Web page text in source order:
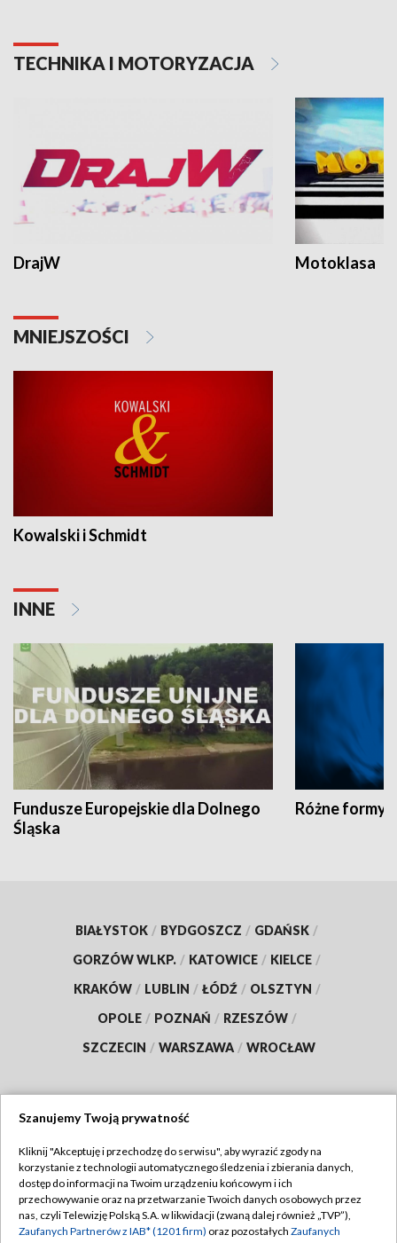
TECHNIKA I MOTORYZACJA
DrajW Motoklasa
MNIEJSZOŚCI
Kowalski i Schmidt
INNE
Fundusze Europejskie dla Dolnego
Śląska
Różne formy
BIAŁYSTOK / BYDGOSZCZ / GDAŃSK /
GORZÓW WLKP. / KATOWICE / KIELCE /
KRAKÓW / LUBLIN / ŁÓDŹ / OLSZTYN /
OPOLE / POZNAŃ / RZESZÓW /
SZCZECIN / WARSZAWA / WROCŁAW
TVP
Abonament TVP
Emisja w TVP
Regulamin TVP
Polityka prywatności
Szanujemy Twoją prywatność
Kliknij "Akceptuję i przechodzę do serwisu", aby wyrazić zgody na
korzystanie z technologii automatycznego śledzenia i zbierania danych,
dostęp do informacji na Twoim urządzeniu końcowym i ich
przechowywanie oraz na przetwarzanie Twoich danych osobowych przez
nas, czyli Telewizję Polską S.A. w likwidacji (zwaną dalej również „TVP”),
Zaufanych Partnerów z IAB* (1201 firm) oraz pozostałych Zaufanych